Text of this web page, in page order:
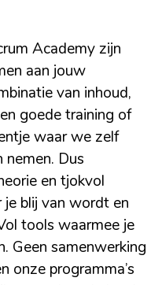
Academy zijn
aan jouw
van inhoud,
goede training of
waar we zelf
Dus
en tjokvol
je blij van wordt en
tools waarmee je
Geen samenwerking
onze programma’s